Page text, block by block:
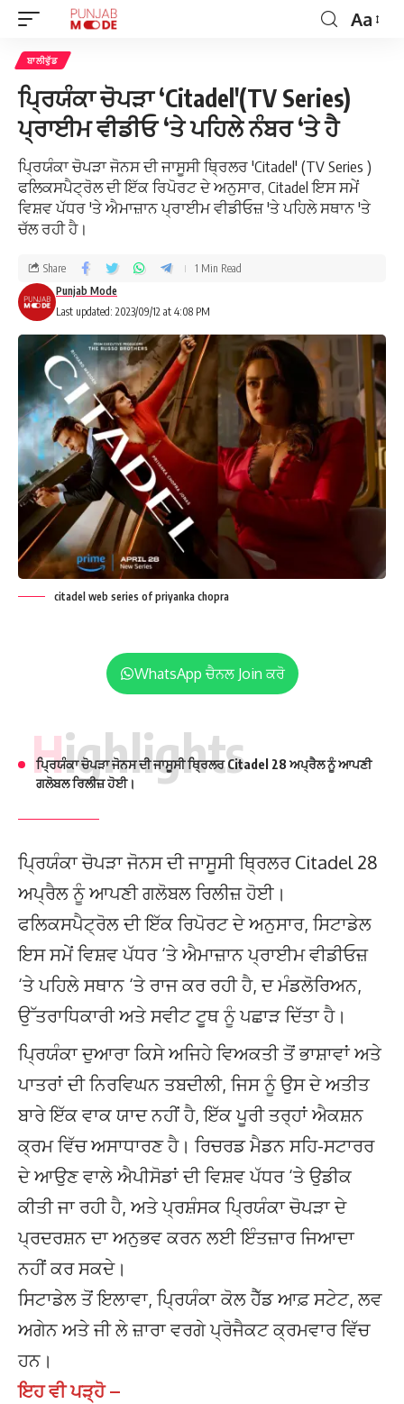
Aa
ਬਾਲੀਵੁੱਡ
ਪ੍ਰਿਯੰਕਾ ਚੋਪੜਾ ‘Citadel'(TV Series)
ਪ੍ਰਾਈਮ ਵੀਡੀਓ ‘ਤੇ ਪਹਿਲੇ ਨੰਬਰ ‘ਤੇ ਹੈ
ਪ੍ਰਿਯੰਕਾ ਚੋਪੜਾ ਜੋਨਸ ਦੀ ਜਾਸੂਸੀ ਥ੍ਰਿਲਰ 'Citadel' (TV Series )
ਫਲਿਕਸਪੈਟ੍ਰੋਲ ਦੀ ਇੱਕ ਰਿਪੋਰਟ ਦੇ ਅਨੁਸਾਰ, Citadel ਇਸ ਸਮੇਂ
ਵਿਸ਼ਵ ਪੱਧਰ 'ਤੇ ਐਮਾਜ਼ਾਨ ਪ੍ਰਾਈਮ ਵੀਡੀਓਜ਼ 'ਤੇ ਪਹਿਲੇ ਸਥਾਨ 'ਤੇ
ਚੱਲ ਰਹੀ ਹੈ।
Last updated: 2023/09/12 at 4:08 PM
Punjab Mode
Share 1 Min Read
citadel web series of priyanka chopra
WhatsApp ਚੈਨਲ Join ਕਰੋ
Highlights
ਪ੍ਰਿਯੰਕਾ ਚੋਪੜਾ ਜੋਨਸ ਦੀ ਜਾਸੂਸੀ ਥ੍ਰਿਲਰ Citadel 28 ਅਪ੍ਰੈਲ ਨੂੰ ਆਪਣੀ
ਗਲੋਬਲ ਰਿਲੀਜ਼ ਹੋਈ।
ਪ੍ਰਿਯੰਕਾ ਚੋਪੜਾ ਜੋਨਸ ਦੀ ਜਾਸੂਸੀ ਥ੍ਰਿਲਰ Citadel 28
ਅਪ੍ਰੈਲ ਨੂੰ ਆਪਣੀ ਗਲੋਬਲ ਰਿਲੀਜ਼ ਹੋਈ।
ਫਲਿਕਸਪੈਟ੍ਰੋਲ ਦੀ ਇੱਕ ਰਿਪੋਰਟ ਦੇ ਅਨੁਸਾਰ, ਸਿਟਾਡੇਲ
ਇਸ ਸਮੇਂ ਵਿਸ਼ਵ ਪੱਧਰ ‘ਤੇ ਐਮਾਜ਼ਾਨ ਪ੍ਰਾਈਮ ਵੀਡੀਓਜ਼
‘ਤੇ ਪਹਿਲੇ ਸਥਾਨ ‘ਤੇ ਰਾਜ ਕਰ ਰਹੀ ਹੈ, ਦ ਮੰਡਲੋਰਿਅਨ,
ਉੱਤਰਾਧਿਕਾਰੀ ਅਤੇ ਸਵੀਟ ਟੂਥ ਨੂੰ ਪਛਾੜ ਦਿੱਤਾ ਹੈ।
ਪ੍ਰਿਯੰਕਾ ਦੁਆਰਾ ਕਿਸੇ ਅਜਿਹੇ ਵਿਅਕਤੀ ਤੋਂ ਭਾਸ਼ਾਵਾਂ ਅਤੇ
ਪਾਤਰਾਂ ਦੀ ਨਿਰਵਿਘਨ ਤਬਦੀਲੀ, ਜਿਸ ਨੂੰ ਉਸ ਦੇ ਅਤੀਤ
ਬਾਰੇ ਇੱਕ ਵਾਕ ਯਾਦ ਨਹੀਂ ਹੈ, ਇੱਕ ਪੂਰੀ ਤਰ੍ਹਾਂ ਐਕਸ਼ਨ
ਕ੍ਰਮ ਵਿੱਚ ਅਸਾਧਾਰਣ ਹੈ। ਰਿਚਰਡ ਮੈਡਨ ਸਹਿ-ਸਟਾਰਰ
ਦੇ ਆਉਣ ਵਾਲੇ ਐਪੀਸੋਡਾਂ ਦੀ ਵਿਸ਼ਵ ਪੱਧਰ ‘ਤੇ ਉਡੀਕ
ਕੀਤੀ ਜਾ ਰਹੀ ਹੈ, ਅਤੇ ਪ੍ਰਸ਼ੰਸਕ ਪ੍ਰਿਯੰਕਾ ਚੋਪੜਾ ਦੇ
ਪ੍ਰਦਰਸ਼ਨ ਦਾ ਅਨੁਭਵ ਕਰਨ ਲਈ ਇੰਤਜ਼ਾਰ ਜਿਆਦਾ
ਨਹੀਂ ਕਰ ਸਕਦੇ।
ਸਿਟਾਡੇਲ ਤੋਂ ਇਲਾਵਾ, ਪ੍ਰਿਯੰਕਾ ਕੋਲ ਹੈੱਡ ਆਫ਼ ਸਟੇਟ, ਲਵ
ਅਗੇਨ ਅਤੇ ਜੀ ਲੇ ਜ਼ਾਰਾ ਵਰਗੇ ਪ੍ਰੋਜੈਕਟ ਕ੍ਰਮਵਾਰ ਵਿੱਚ
ਹਨ।
ਇਹ ਵੀ ਪੜ੍ਹੋ –